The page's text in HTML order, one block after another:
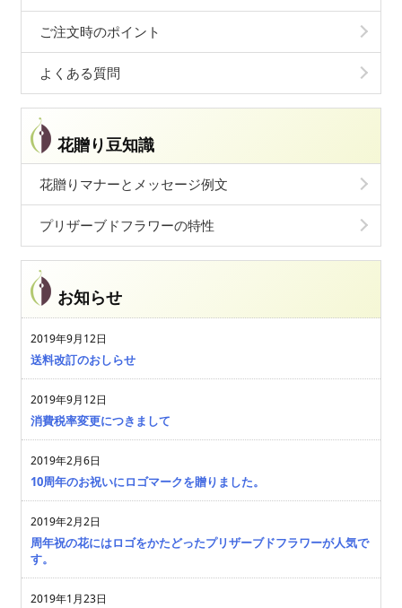
ご注文時のポイント
よくある質問
花贈り豆知識
花贈りマナーとメッセージ例文
プリザーブドフラワーの特性
お知らせ
2019年9月12日
送料改訂のおしらせ
2019年9月12日
消費税率変更につきまして
2019年2月6日
10周年のお祝いにロゴマークを贈りました。
2019年2月2日
周年祝の花にはロゴをかたどったプリザーブドフラワーが人気で
す。
2019年1月23日